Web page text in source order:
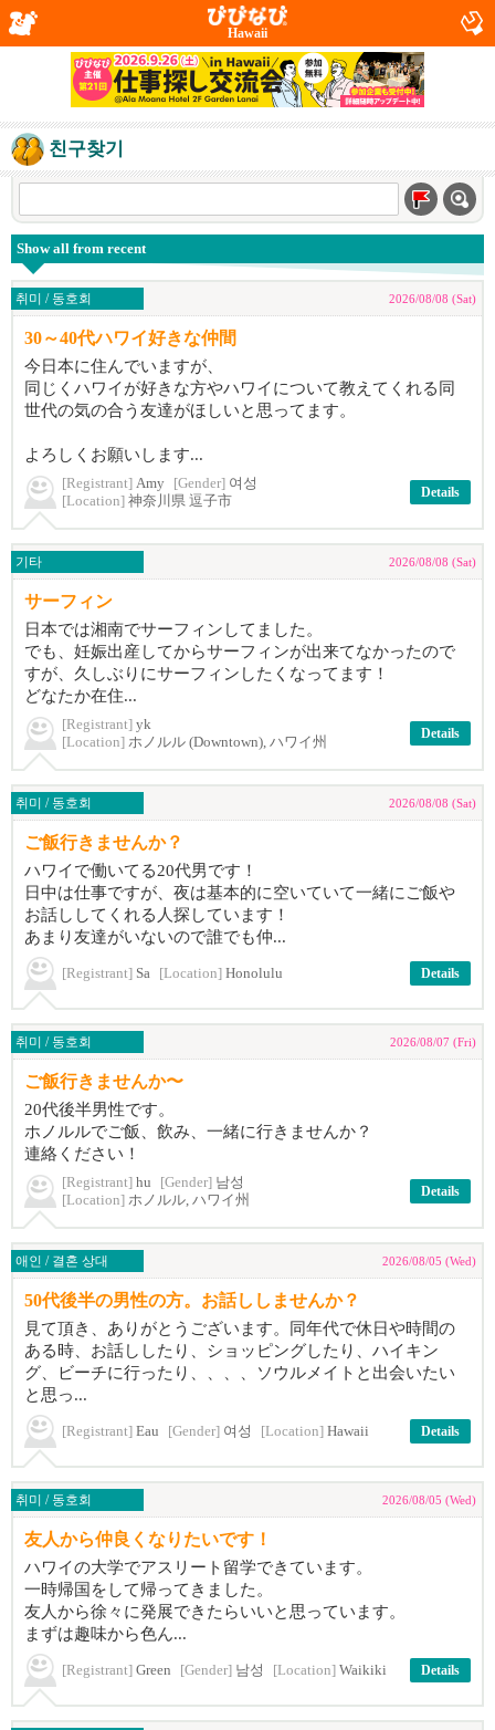
Hawaii
친구찾기
Show all from recent
취미 / 동호회 2026/08/08 (Sat)
30～40代ハワイ好きな仲間
今日本に住んでいますが、
同じくハワイが好きな方やハワイについて教えてくれる同
世代の気の合う友達がほしいと思ってます。
よろしくお願いします...
[Registrant] Amy [Gender] 여성
[Location] 神奈川県 逗子市
Details
기타 2026/08/08 (Sat)
サーフィン
日本では湘南でサーフィンしてました。
でも、妊娠出産してからサーフィンが出来てなかったので
すが、久しぶりにサーフィンしたくなってます！
どなたか在住...
[Registrant] yk
[Location] ホノルル (Downtown), ハワイ州
Details
취미 / 동호회 2026/08/08 (Sat)
ご飯行きませんか？
ハワイで働いてる20代男です！
日中は仕事ですが、夜は基本的に空いていて一緒にご飯や
お話ししてくれる人探しています！
あまり友達がいないので誰でも仲...
[Registrant] Sa [Location] Honolulu Details
취미 / 동호회 2026/08/07 (Fri)
ご飯行きませんか〜
20代後半男性です。
ホノルルでご飯、飲み、一緒に行きませんか？
連絡ください！
[Registrant] hu [Gender] 남성
[Location] ホノルル, ハワイ州
Details
애인 / 결혼 상대 2026/08/05 (Wed)
50代後半の男性の方。お話ししませんか？
見て頂き、ありがとうございます。同年代で休日や時間の
ある時、お話ししたり、ショッピングしたり、ハイキン
グ、ビーチに行ったり、、、、ソウルメイトと出会いたい
と思っ...
[Registrant] Eau [Gender] 여성 [Location] Hawaii Details
취미 / 동호회 2026/08/05 (Wed)
友人から仲良くなりたいです！
ハワイの大学でアスリート留学できています。
一時帰国をして帰ってきました。
友人から徐々に発展できたらいいと思っています。
まずは趣味から色ん...
[Registrant] Green [Gender] 남성 [Location] Waikiki Details